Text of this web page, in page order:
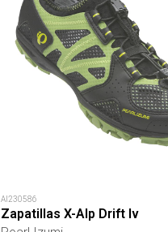
AI230586
Zapatillas X-Alp Drift Iv